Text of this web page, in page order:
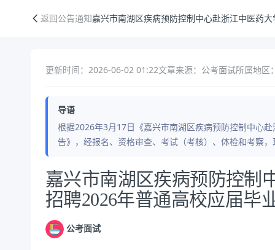
返回公告通知嘉兴市南湖区疾病预防控制中心赴浙江中医药
更新时间：2026-06-02 01:22文章来源：公考面试所属地区
导语
根据2026年3月17日《嘉兴市南湖区疾病预防控制中心
告》，经报名、资格审查、考试（考核）、体检和考察
公告正文
嘉兴市南湖区疾病预防控制
招聘2026年普通高校应届毕
公考面试